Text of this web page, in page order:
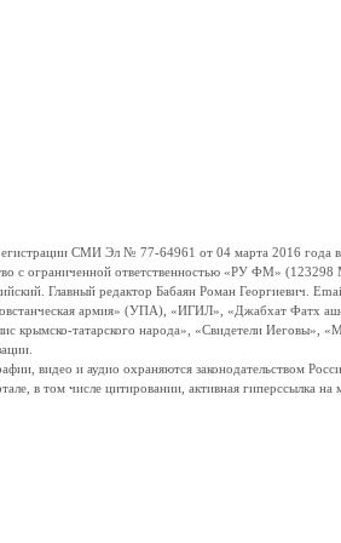
СМИ Эл № 77-64961 от 04 марта 2016 года
с ограниченной ответственностью «РУ ФМ»
Главный редактор Бабаян Роман Георгиевич.
армия» (УПА), «ИГИЛ», «Джабхат
татарского народа», «Свидетели Иеговы»,
видео и аудио охраняются законодательством
в том числе цитировании, активная гиперссылка